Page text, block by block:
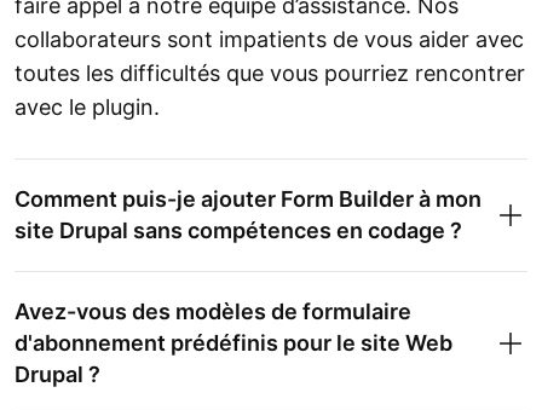
faire appel à notre équipe d’assistance. Nos
collaborateurs sont impatients de vous aider avec
toutes les difficultés que vous pourriez rencontrer
avec le plugin.
Comment puis-je ajouter Form Builder à mon
site Drupal sans compétences en codage ?
Avez-vous des modèles de formulaire
d'abonnement prédéfinis pour le site Web
Drupal ?